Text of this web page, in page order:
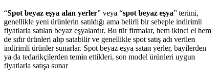
“Spot beyaz eşya alan yerler” veya “spot beyaz eşya” terimi,
genellikle yeni ürünlerin satıldığı ama belirli bir sebeple indirimli
fiyatlarla satılan beyaz eşyalardır. Bu tür firmalar, hem ikinci el hem
de sıfır ürünleri alıp satabilir ve genellikle spot satış adı verilen
indirimli ürünler sunarlar. Spot beyaz eşya satan yerler, bayilerden
ya da tedarikçilerden temin ettikleri, son model ürünleri uygun
fiyatlarla satışa sunar